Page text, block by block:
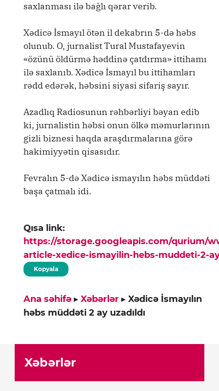
saxlanması ilə bağlı qərar verib.
Xədicə İsmayıl ötən il dekabrın 5-də həbs
olunub. O, jurnalist Tural Mustafayevin
«özünü öldürmə həddinə çatdırma» ittihamı
ilə saxlanıb. Xədicə İsmayıl bu ittihamları
rədd edərək, həbsini siyasi sifariş sayır.
Azadlıq Radiosunun rəhbərliyi bəyan edib
ki, jurnalistin həbsi onun ölkə məmurlarının
gizli biznesi haqda araşdırmalarına görə
hakimiyyətin qisasıdır.
Fevralın 5-də Xədicə ismayılın həbs müddəti
başa çatmalı idi.
Qısa link:
https://storage.googleapis.com/qurium/
article-xedice-ismayilin-hebs-muddeti-2-
Kopyala
Ana səhifə ▸ Xəbərlər ▸ Xədicə İsmayılın
həbs müddəti 2 ay uzadıldı
Xəbərlər